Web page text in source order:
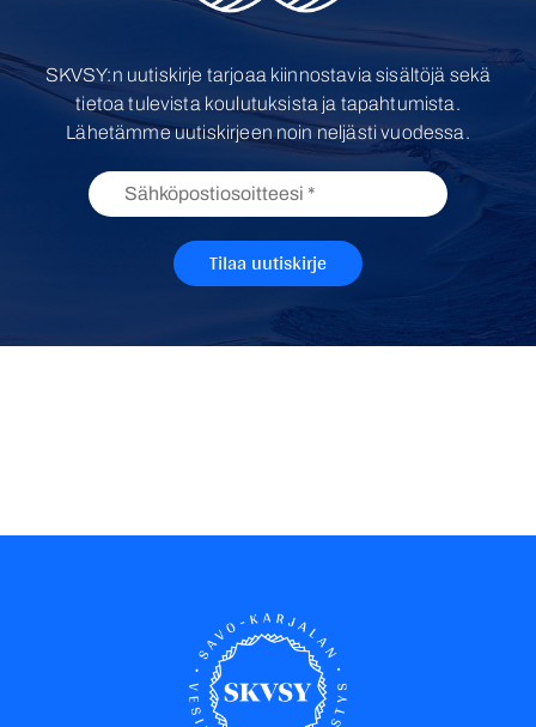
SKVSY:n uutiskirje tarjoaa kiinnostavia sisältöjä sekä
tietoa tulevista koulutuksista ja tapahtumista.
Lähetämme uutiskirjeen noin neljästi vuodessa.